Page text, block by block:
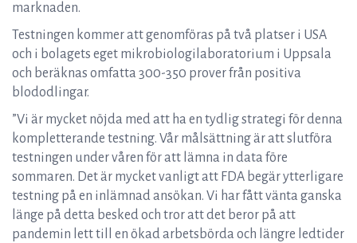
marknaden.
Testningen kommer att genomföras på två platser i USA
och i bolagets eget mikrobiologilaboratorium i Uppsala
och beräknas omfatta 300-350 prover från positiva
blododlingar.
”Vi är mycket nöjda med att ha en tydlig strategi för denna
kompletterande testning. Vår målsättning är att slutföra
testningen under våren för att lämna in data före
sommaren. Det är mycket vanligt att FDA begär ytterligare
testning på en inlämnad ansökan. Vi har fått vänta ganska
länge på detta besked och tror att det beror på att
pandemin lett till en ökad arbetsbörda och längre ledtider